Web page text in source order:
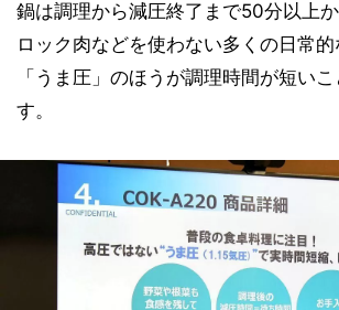
鍋は調理から減圧終了まで50分以上
ロック肉などを使わない多くの日常的
「うま圧」のほうが調理時間が短い
す。